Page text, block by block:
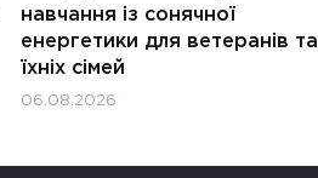
навчання із сонячної
енергетики для ветеранів та
їхніх сімей
06.08.2026